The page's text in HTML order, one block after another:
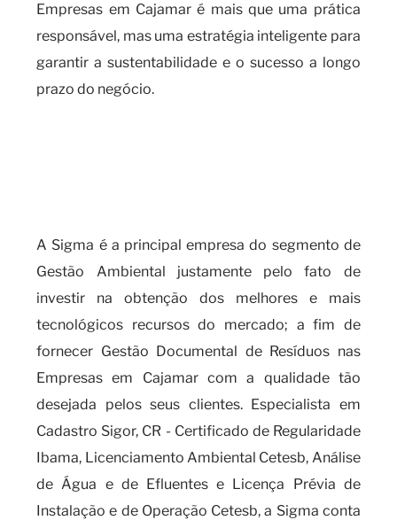
Empresas em Cajamar é mais que uma prática
responsável, mas uma estratégia inteligente para
garantir a sustentabilidade e o sucesso a longo
prazo do negócio.
A Sigma é a principal empresa do segmento de
Gestão Ambiental justamente pelo fato de
investir na obtenção dos melhores e mais
tecnológicos recursos do mercado; a fim de
fornecer Gestão Documental de Resíduos nas
Empresas em Cajamar com a qualidade tão
desejada pelos seus clientes. Especialista em
Cadastro Sigor, CR - Certificado de Regularidade
Ibama, Licenciamento Ambiental Cetesb, Análise
de Água e de Efluentes e Licença Prévia de
Instalação e de Operação Cetesb, a Sigma conta